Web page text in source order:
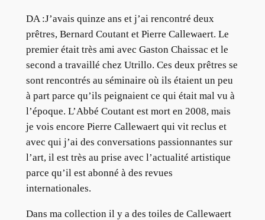
DA :J’avais quinze ans et j’ai rencontré deux
prêtres, Bernard Coutant et Pierre Callewaert. Le
premier était très ami avec Gaston Chaissac et le
second a travaillé chez Utrillo. Ces deux prêtres se
sont rencontrés au séminaire où ils étaient un peu
à part parce qu’ils peignaient ce qui était mal vu à
l’époque. L’Abbé Coutant est mort en 2008, mais
je vois encore Pierre Callewaert qui vit reclus et
avec qui j’ai des conversations passionnantes sur
l’art, il est très au prise avec l’actualité artistique
parce qu’il est abonné à des revues
internationales.
Dans ma collection il y a des toiles de Callewaert